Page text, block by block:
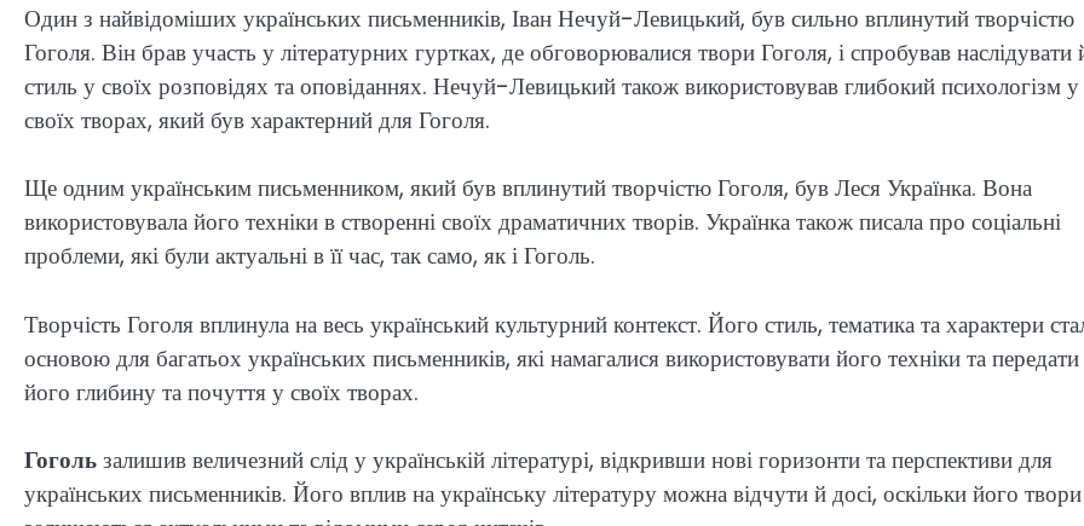
Один з найвідоміших українських письменників, Іван Нечуй-Левицький, був сильно вплинутий творчістю
Гоголя. Він брав участь у літературних гуртках, де обговорювалися твори Гоголя, і спробував наслідувати
стиль у своїх розповідях та оповіданнях. Нечуй-Левицький також використовував глибокий психологізм у
своїх творах, який був характерний для Гоголя.
Ще одним українським письменником, який був вплинутий творчістю Гоголя, був Леся Українка. Вона
використовувала його техніки в створенні своїх драматичних творів. Українка також писала про соціальні
проблеми, які були актуальні в її час, так само, як і Гоголь.
Творчість Гоголя вплинула на весь український культурний контекст. Його стиль, тематика та характери
основою для багатьох українських письменників, які намагалися використовувати його техніки та передати
його глибину та почуття у своїх творах.
Гогользалишив величезний слід у українській літературі, відкривши нові горизонти та перспективи для
українських письменників. Його вплив на українську літературу можна відчути й досі, оскільки його твори